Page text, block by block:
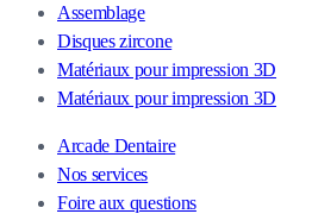
Assemblage
Disques zircone
Matériaux pour impression 3D
Matériaux pour impression 3D
Arcade Dentaire
Nos services
Foire aux questions